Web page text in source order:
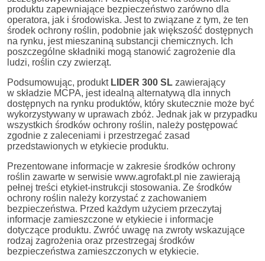
produktu zapewniające bezpieczeństwo zarówno dla
operatora, jak i środowiska. Jest to związane z tym, że ten
środek ochrony roślin, podobnie jak większość dostępnych
na rynku, jest mieszaniną substancji chemicznych. Ich
poszczególne składniki mogą stanowić zagrożenie dla
ludzi, roślin czy zwierząt.
Podsumowując, produkt LIDER 300 SL zawierający
w składzie MCPA, jest idealną alternatywą dla innych
dostępnych na rynku produktów, który skutecznie może być
wykorzystywany w uprawach zbóż. Jednak jak w przypadku
wszystkich środków ochrony roślin, należy postępować
zgodnie z zaleceniami i przestrzegać zasad
przedstawionych w etykiecie produktu.
Prezentowane informacje w zakresie środków ochrony
roślin zawarte w serwisie www.agrofakt.pl nie zawierają
pełnej treści etykiet-instrukcji stosowania. Ze środków
ochrony roślin należy korzystać z zachowaniem
bezpieczeństwa. Przed każdym użyciem przeczytaj
informacje zamieszczone w etykiecie i informacje
dotyczące produktu. Zwróć uwagę na zwroty wskazujące
rodzaj zagrożenia oraz przestrzegaj środków
bezpieczeństwa zamieszczonych w etykiecie.